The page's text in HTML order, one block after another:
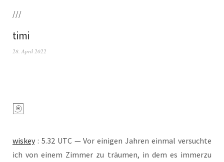
///
timi
28. April 2022
wis­key: 5.32 UTC — Vor eini­gen Jah­ren ein­mal ver­such­te
ich von einem Zim­mer zu träu­men, in dem es immer­zu